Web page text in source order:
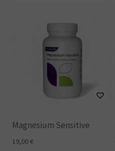
Magnesium Sensitive
19,00€